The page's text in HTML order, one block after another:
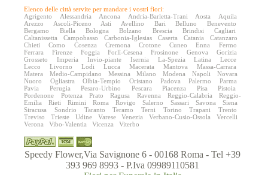
Elenco delle città servite per mandare i vostri fiori:
Agrigento
Alessandria Ancona Andria-Barletta-Trani Aosta
Aquila
Arezzo
Ascoli-Piceno Asti Avellino Bari Belluno
Benevento
Bergamo
Biella Bologna Bolzano Brescia Brindisi
Cagliari
Caltanissetta
Campobasso Carbonia-Iglesias Caserta Catania
Catanzaro
Chieti
Como Cosenza Cremona Crotone Cuneo Enna
Fermo
Ferrara
Firenze Foggia Forlì-Cesena Frosinone Genova
Gorizia
Grosseto
Imperia Invio-piante Isernia La-Spezia Latina
Lecce
Lecco
Livorno Lodi Lucca Macerata Mantova
Massa-Carrara
Matera
Medio-Campidano Messina Milano Modena Napoli
Novara
Nuoro
Ogliastra Olbia-Tempio Oristano Padova Palermo
Parma
Pavia
Perugia Pesaro-Urbino Pescara Piacenza Pisa
Pistoia
Pordenone
Potenza Prato Ragusa Ravenna Reggio-Calabria
Reggio-
Emilia
Rieti Rimini Roma Rovigo Salerno Sassari Savona
Siena
Siracusa
Sondrio Taranto Teramo Terni Torino Trapani
Trento
Treviso
Trieste Udine Varese Venezia Verbano-Cusio-Ossola
Vercelli
Verona
Vibo-Valentia Vicenza Viterbo
Speedy Flower,Via Savignone 6 - 00168 Roma - Tel +39
393 969 8993 - P.Iva 09989110581